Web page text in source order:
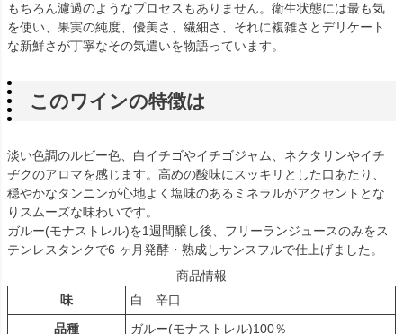
もちろん濾過のようなプロセスもありません。衛生状態には最も気
を使い、果実の純度、優美さ、繊細さ、それに複雑さとデリケート
な新鮮さが丁寧なその気遣いを物語っています。
このワインの特徴は
淡い色調のルビー色、白イチゴやイチゴジャム、ネクタリンやイチ
ヂクのアロマを感じます。高めの酸味にスッキリとした口あたり、
穏やかなタンニンが心地よく塩味のあるミネラルがアクセントとな
りスムーズな味わいです。
ガルー(モナストレル)を1週間醸し後、フリーランジュースのみをス
テンレスタンクで6 ヶ月発酵・熟成しサンスフルで仕上げました。
商品情報
味
白 辛口
品種
ガルー(モナストレル)100％